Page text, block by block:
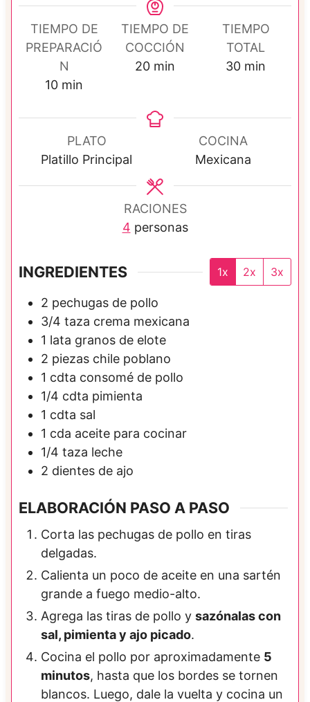
TIEMPO DE
PREPARACIÓ
N
10m
n
t
min
TIEMPO DE
COCCIÓN
20m
u
s
min
TIEMPO
TOTAL
30m
u
t
o
min
PLATO
Platillo Principal
COCINA
Mexicana
RACIONES
4 personas
INGREDIENTES 1x 2x 3x
2 pechugas de pollo
3/4 taza crema mexicana
1 lata granos de elote
2 piezas chile poblano
1 cdta consomé de pollo
1/4 cdta pimienta
1 cdta sal
1 cda aceite para cocinar
1/4 taza leche
2 dientes de ajo
ELABORACIÓN PASO A PASO
Corta las pechugas de pollo en tiras
delgadas.
Calienta un poco de aceite en una sartén
grande a fuego medio-alto.
Agrega las tiras de pollo y sazónalas con
sal, pimienta y ajo picado.
Cocina el pollo por aproximadamente 5
minutos, hasta que los bordes se tornen
blancos. Luego, dale la vuelta y cocina un